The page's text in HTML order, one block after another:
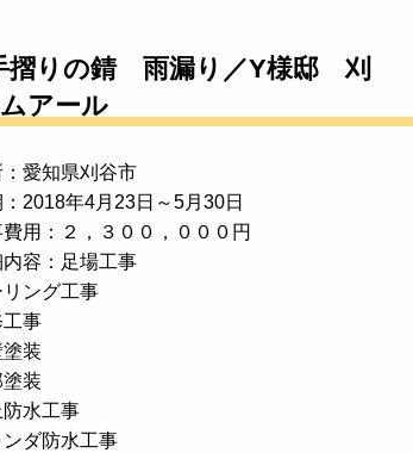
りの錆 雨漏り／Y様邸 刈
アール
愛知県刈谷市
2018年4月23日～5月30日
用：２，３００，０００円
容：足場工事
リング工事
事
装
装
防水工事
ダ防水工事